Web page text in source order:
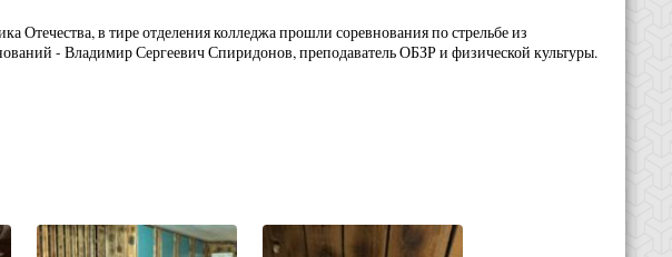
в тире отделения колледжа прошли соревнования по стрельбе из
- Владимир Сергеевич Спиридонов, преподаватель ОБЗР и физической культуры.